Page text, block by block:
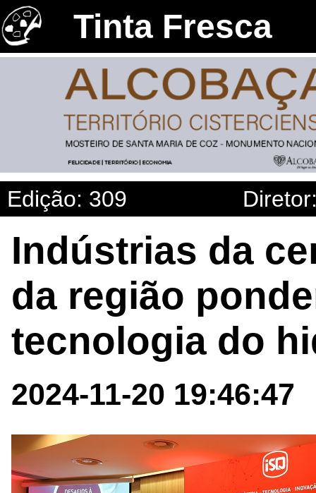
Tinta Fresca
Edição: 309
Indústrias da
da região
tecnologia do
2024-11-20 19:46:47